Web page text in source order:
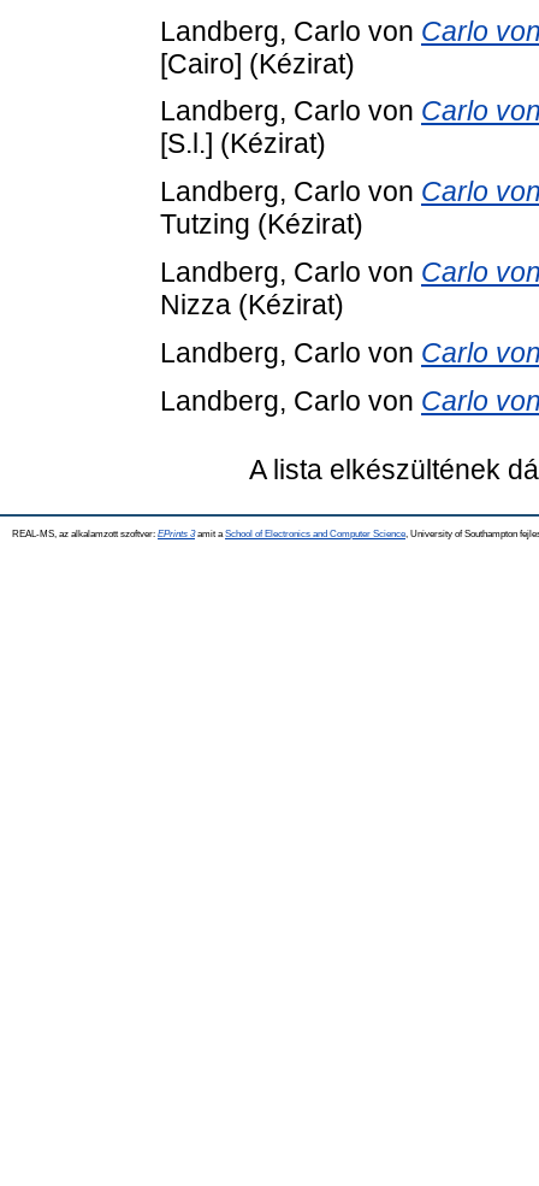
Landberg, Carlo von Carlo
[Cairo] (Kézirat)
Landberg, Carlo von Carlo
[S.l.] (Kézirat)
Landberg, Carlo von Carlo
Tutzing (Kézirat)
Landberg, Carlo von Carlo
Nizza (Kézirat)
Landberg, Carlo von Carlo
Landberg, Carlo von Carlo
A lista elkészültének
REAL-MS, az alkalamzott szoftver: EPrints 3amit a School of Electronics and Computer Science , University of Southampton